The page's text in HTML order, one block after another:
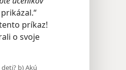
príkaz!
o svoje
b) Akú